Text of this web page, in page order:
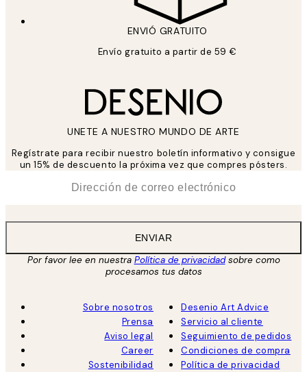
ENVIÓ GRATUITO
Envío gratuito a partir de 59 €
UNETE A NUESTRO MUNDO DE ARTE
Regístrate para recibir nuestro boletín informativo y consigue
un 15% de descuento la próxima vez que compres pósters.
ENVIAR
Por favor lee en nuestra Política de privacidadsobre como
procesamos tus datos
Sobre nosotros
Prensa
Aviso legal
Career
Sostenibilidad
Desenio Art Advice
Servicio al cliente
Seguimiento de pedidos
Condiciones de compra
Política de privacidad